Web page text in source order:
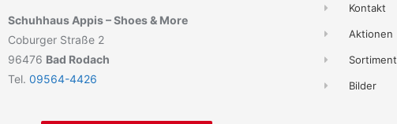
Schuhhaus Appis – Shoes & More
Coburger Straße 2
96476 Bad Rodach
Tel. 09564-4426
Kontakt
Aktionen
Sortiment
Bilder